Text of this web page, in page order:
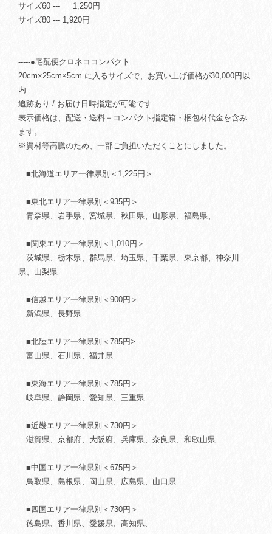
サイズ60 --- 1,250円
サイズ80 --- 1,920円
-----●宅配便クロネココンパクト
20cm×25cm×5cm に入るサイズで、お買い上げ価格が30,000円以
内
追跡あり / お届け日時指定が可能です
表示価格は、配送・送料＋コンパクト指定箱・梱包材代金を含み
ます。
※資材等高騰のため、一部ご負担いただくことにしました。
■北海道エリア一律県別＜1,225円＞
■東北エリア一律県別＜935円＞
青森県、岩手県、宮城県、秋田県、山形県、福島県、
■関東エリア一律県別＜1,010円＞
茨城県、栃木県、群馬県、埼玉県、千葉県、東京都、神奈川
県、山梨県
■信越エリア一律県別＜900円＞
新潟県、長野県
■北陸エリア一律県別＜785円>
富山県、石川県、福井県
■東海エリア一律県別＜785円＞
岐阜県、静岡県、愛知県、三重県
■近畿エリア一律県別＜730円＞
滋賀県、京都府、大阪府、兵庫県、奈良県、和歌山県
■中国エリア一律県別＜675円＞
鳥取県、島根県、岡山県、広島県、山口県
■四国エリア一律県別＜730円＞
徳島県、香川県、愛媛県、高知県、